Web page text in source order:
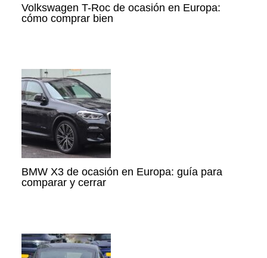
Volkswagen T-Roc de ocasión en Europa:
cómo comprar bien
BMW X3 de ocasión en Europa: guía para
comparar y cerrar